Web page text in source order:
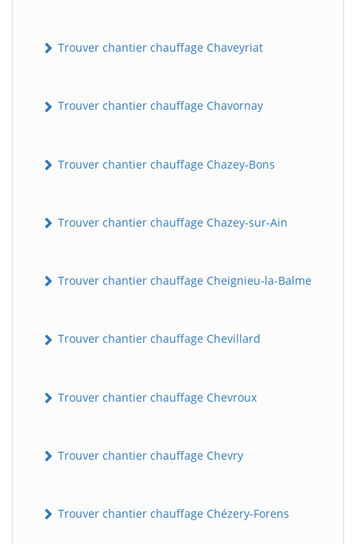
Trouver chantier chauffage Chaveyriat
Trouver chantier chauffage Chavornay
Trouver chantier chauffage Chazey-Bons
Trouver chantier chauffage Chazey-sur-Ain
Trouver chantier chauffage Cheignieu-la-Balme
Trouver chantier chauffage Chevillard
Trouver chantier chauffage Chevroux
Trouver chantier chauffage Chevry
Trouver chantier chauffage Chézery-Forens